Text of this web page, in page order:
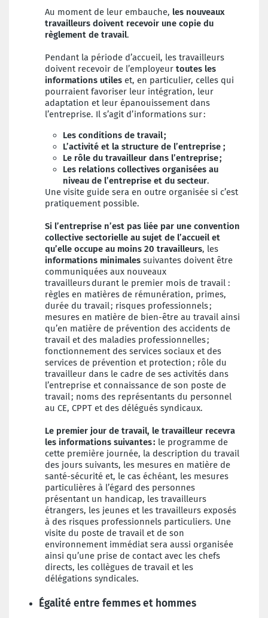
Au moment de leur embauche, les nouveaux
travailleurs doivent recevoir une copie du
règlement de travail.
Pendant la période d’accueil, les travailleurs
doivent recevoir de l’employeur toutes les
informations utiles et, en particulier, celles qui
pourraient favoriser leur intégration, leur
adaptation et leur épanouissement dans
l’entreprise. Il s’agit d’informations sur :
Les conditions de travail ;
L’activité et la structure de l’entreprise ;
Le rôle du travailleur dans l’entreprise ;
Les relations collectives organisées au
niveau de l’entreprise et du secteur.
Une visite guide sera en outre organisée si c’est
pratiquement possible.
Si l’entreprise n’est pas liée par une convention
collective sectorielle au sujet de l’accueil et
qu’elle occupe au moins 20 travailleurs, les
informations minimales suivantes doivent être
communiquées aux nouveaux
travailleurs durant le premier mois de travail :
règles en matières de rémunération, primes,
durée du travail ; risques professionnels ;
mesures en matière de bien-être au travail ainsi
qu’en matière de prévention des accidents de
travail et des maladies professionnelles ;
fonctionnement des services sociaux et des
services de prévention et protection ; rôle du
travailleur dans le cadre de ses activités dans
l’entreprise et connaissance de son poste de
travail ; noms des représentants du personnel
au CE, CPPT et des délégués syndicaux.
Le premier jour de travail, le travailleur recevra
les informations suivantes : le programme de
cette première journée, la description du travail
des jours suivants, les mesures en matière de
santé-sécurité et, le cas échéant, les mesures
particulières à l’égard des personnes
présentant un handicap, les travailleurs
étrangers, les jeunes et les travailleurs exposés
à des risques professionnels particuliers. Une
visite du poste de travail et de son
environnement immédiat sera aussi organisée
ainsi qu’une prise de contact avec les chefs
directs, les collègues de travail et les
délégations syndicales.
Égalité entre femmes et hommes